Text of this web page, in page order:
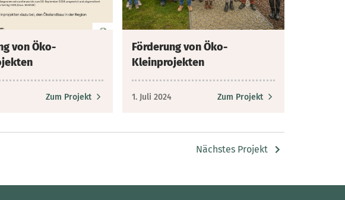
von Öko-
Zum Projekt
Förderung von Öko-
Kleinprojekten
1. Juli 2024 Zum Projekt
Nächstes Projekt